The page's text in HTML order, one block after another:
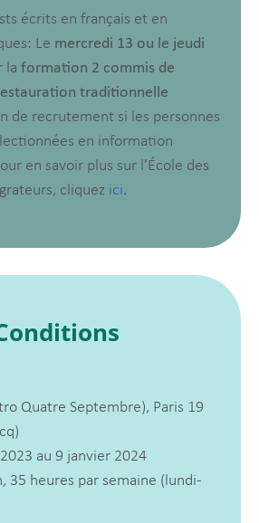
écrits en français et en
Le mercredi 13 ou le jeudi
la formation 2 commis de
traditionnelle
de recrutement si les personnes
en information
en savoir plus sur l’École des
cliquez ici.
Quatre Septembre), Paris 19
au 9 janvier 2024
35 heures par semaine (lundi-